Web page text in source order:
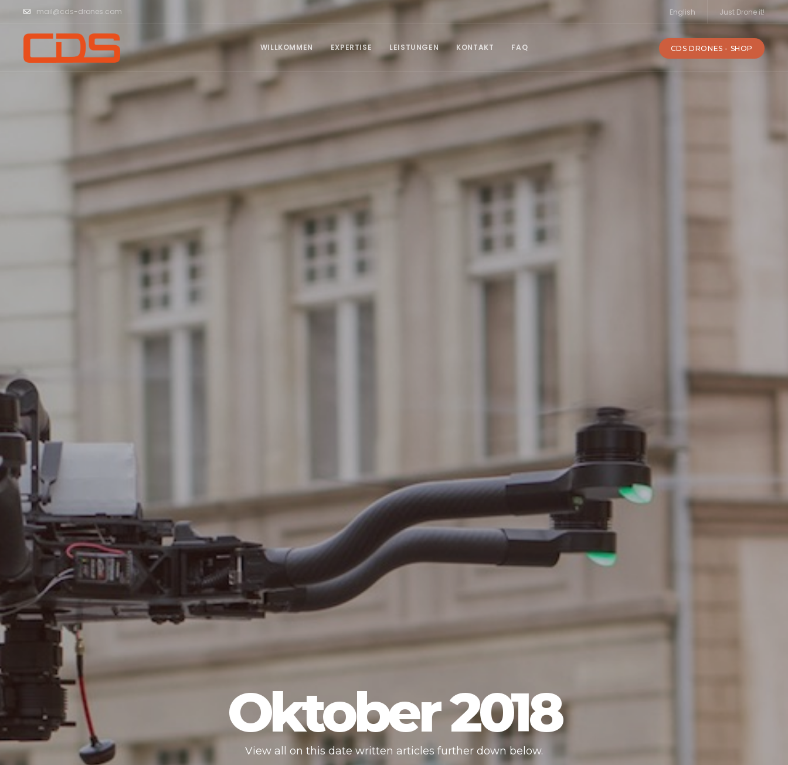
mail@cds-drones.com Just Drone it!
English
WILLKOMMEN EXPERTISE LEISTUNGEN KONTAKT FAQ CDS DRONES - SHOP
Oktober 2018
View all on this date written articles further down below.